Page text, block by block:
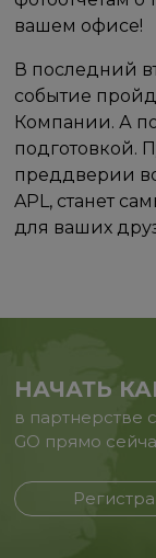
вашем офисе!
В последний
событие
Компании. А
подготовкой.
преддверии
APL, станет
для ваших
НАЧАТЬ
в партнерстве
GO прямо